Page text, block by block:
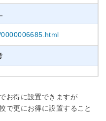
お得に設置できますが
で更にお得に設置すること